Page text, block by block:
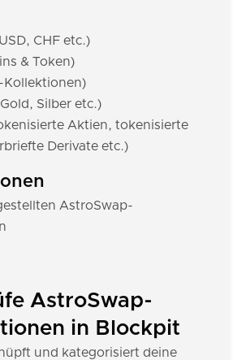
CHF etc.)
& Token)
Kollektionen)
Silber etc.)
Aktien, tokenisierte
Derivate etc.)
AstroSwap-
AstroSwap-
in Blockpit
und kategorisiert deine